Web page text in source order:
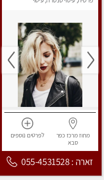
מחוז מרכזכפר
סבא
לפרטים נוספים
זארה : 055-4531528